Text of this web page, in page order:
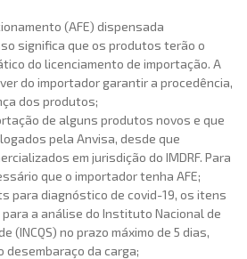
(AFE) dispensada
significa que os produtos terão o
do licenciamento de importação. A
do importador garantir a procedência,
dos produtos;
de alguns produtos novos e que
pela Anvisa, desde que
em jurisdição do IMDRF. Para
que o importador tenha AFE;
para diagnóstico de covid-19, os itens
a análise do Instituto Nacional de
(INCQS) no prazo máximo de 5 dias,
desembaraço da carga;